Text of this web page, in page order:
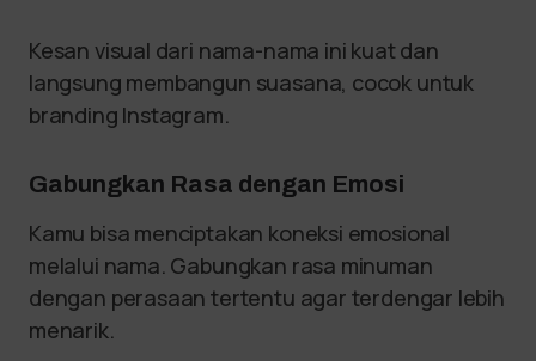
Kesan visual dari nama-nama ini kuat dan
langsung membangun suasana, cocok untuk
branding Instagram.
Gabungkan Rasa dengan Emosi
Kamu bisa menciptakan koneksi emosional
melalui nama. Gabungkan rasa minuman
dengan perasaan tertentu agar terdengar lebih
menarik.